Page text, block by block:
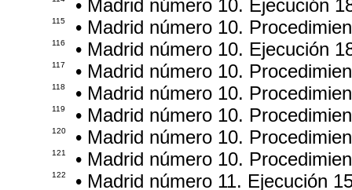
• Madrid número 10. Ejecución
115 • Madrid número 10.
116 • Madrid número 10. Ejecución
117 • Madrid número 10.
118 • Madrid número 10.
119 • Madrid número 10.
120 • Madrid número 10.
121 • Madrid número 10.
122 • Madrid número 11. Ejecución